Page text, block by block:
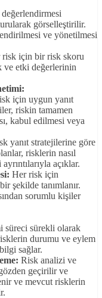
görselleştirilir.
ve yönetilmesi
risk için bir risk skoru
ve etki değerlerinin
için uygun yanıt
riskin tamamen
kabul edilmesi veya
yanıt stratejilerine göre
risklerin nasıl
açıklar.
Her risk için
şekilde tanımlanır.
sorumlu kişiler
süreci sürekli olarak
durumu ve eylem
sağlar.
Risk analizi ve
geçirilir ve
ve mevcut risklerin